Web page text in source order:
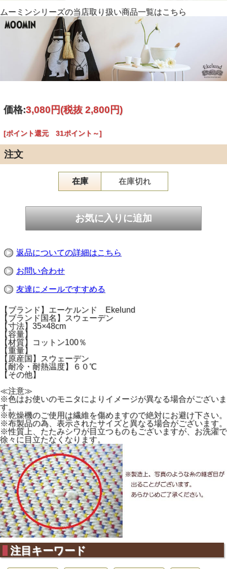
ムーミンシリーズの当店取り扱い商品一覧はこちら
価格:3,080円(税抜 2,800円)
[ポイント還元 31ポイント～]
注文
在庫 在庫切れ
返品についての詳細はこちら
お問い合わせ
友達にメールですすめる
【ブランド】エーケルンド Ekelund
【ブランド国名】スウェーデン
【寸法】35×48cm
【容量】
【材質】コットン100％
【重量】
【原産国】スウェーデン
【耐冷・耐熱温度】６０℃
【その他】
≪注意≫
※色はお使いのモニタによりイメージが異なる場合がございま
す。
※乾燥機のご使用は繊維を傷めますので絶対にお避け下さい。
※布製品の為、表示されたサイズと異なる場合がございます。
※性質上、たたみシワが目立つものもございますが、お洗濯で
徐々に目立たなくなります。
注目キーワード